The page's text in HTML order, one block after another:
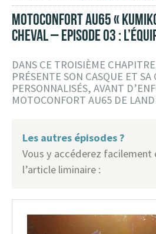
MOTOCONFORT AU65 «
CHEVAL – EPISODE 03 :
DANS CE TROISIÈME
PRÉSENTE SON CASQUE ET
PERSONNALISÉS, AVANT
MOTOCONFORT AU65 DE
Les autres épisodes ?
Vous y accéderez facilement
l’article liminaire :